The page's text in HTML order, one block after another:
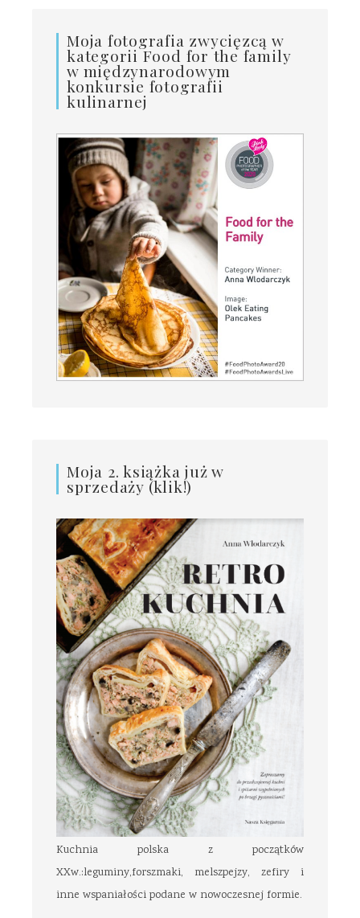
Moja fotografia zwycięzcą w
kategorii Food for the family
w międzynarodowym
konkursie fotografii
kulinarnej
Moja 2. książka już w
sprzedaży (klik!)
Kuchnia polska z początków
XXw.:leguminy,forszmaki, melszpejzy, zefiry i
inne wspaniałości podane w nowoczesnej formie.